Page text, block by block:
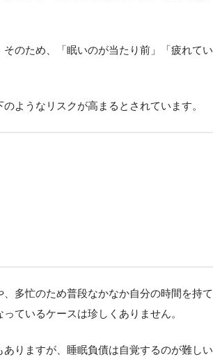
のため、「眠いのが当たり前」「疲れてい
ようなリスクが高まるとされています。
多忙のため普段なかなか自分の時間を持て
ているケースは珍しくありません。
りますが、睡眠負債は自覚するのが難しい